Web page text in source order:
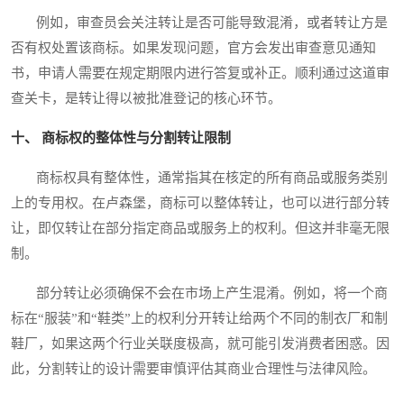
例如，审查员会关注转让是否可能导致混淆，或者转让方是
否有权处置该商标。如果发现问题，官方会发出审查意见通知
书，申请人需要在规定期限内进行答复或补正。顺利通过这道审
查关卡，是转让得以被批准登记的核心环节。
十、 商标权的整体性与分割转让限制
商标权具有整体性，通常指其在核定的所有商品或服务类别
上的专用权。在卢森堡，商标可以整体转让，也可以进行部分转
让，即仅转让在部分指定商品或服务上的权利。但这并非毫无限
制。
部分转让必须确保不会在市场上产生混淆。例如，将一个商
标在“服装”和“鞋类”上的权利分开转让给两个不同的制衣厂和制
鞋厂，如果这两个行业关联度极高，就可能引发消费者困惑。因
此，分割转让的设计需要审慎评估其商业合理性与法律风险。